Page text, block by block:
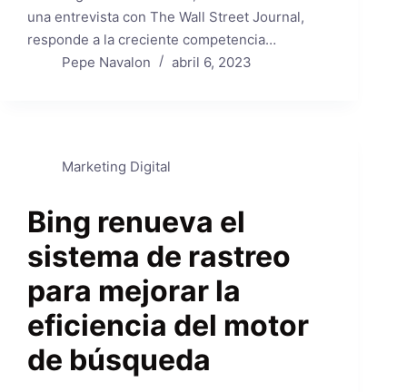
una entrevista con The Wall Street Journal,
responde a la creciente competencia…
Pepe Navalon
abril 6, 2023
Marketing Digital
Bing renueva el
sistema de rastreo
para mejorar la
eficiencia del motor
de búsqueda